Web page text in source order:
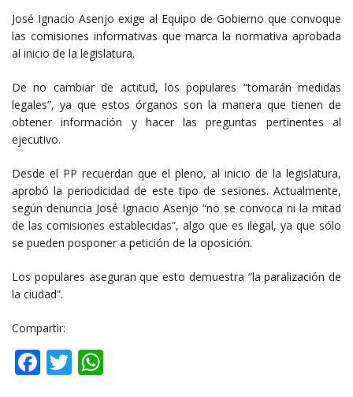
José Ignacio Asenjo exige al Equipo de Gobierno que convoque
las comisiones informativas que marca la normativa aprobada
al inicio de la legislatura.
De no cambiar de actitud, los populares “tomarán medidas
legales”, ya que estos órganos son la manera que tienen de
obtener información y hacer las preguntas pertinentes al
ejecutivo.
Desde el PP recuerdan que el pleno, al inicio de la legislatura,
aprobó la periodicidad de este tipo de sesiones. Actualmente,
según denuncia José Ignacio Asenjo “no se convoca ni la mitad
de las comisiones establecidas”, algo que es ilegal, ya que sólo
se pueden posponer a petición de la oposición.
Los populares aseguran que esto demuestra “la paralización de
la ciudad”.
Compartir:
Facebook
Twitter